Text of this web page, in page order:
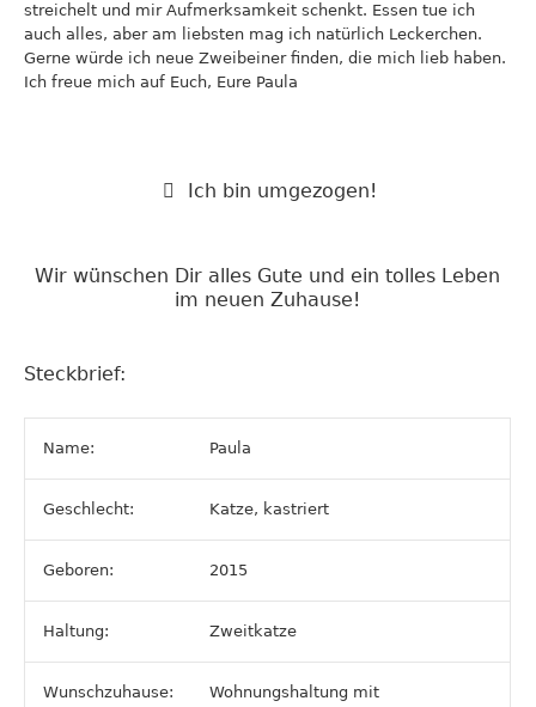
streichelt und mir Aufmerksamkeit schenkt. Essen tue ich
auch alles, aber am liebsten mag ich natürlich Leckerchen.
Gerne würde ich neue Zweibeiner finden, die mich lieb haben.
Ich freue mich auf Euch, Eure Paula
Ich bin umgezogen!
Wir wünschen Dir alles Gute und ein tolles Leben
im neuen Zuhause!
Steckbrief:
Name: Paula
Geschlecht: Katze, kastriert
Geboren: 2015
Haltung: Zweitkatze
Wunschzuhause:
Wohnungshaltung mit